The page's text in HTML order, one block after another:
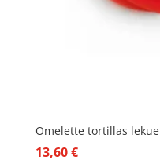
Omelette tortillas lekue
13,60€